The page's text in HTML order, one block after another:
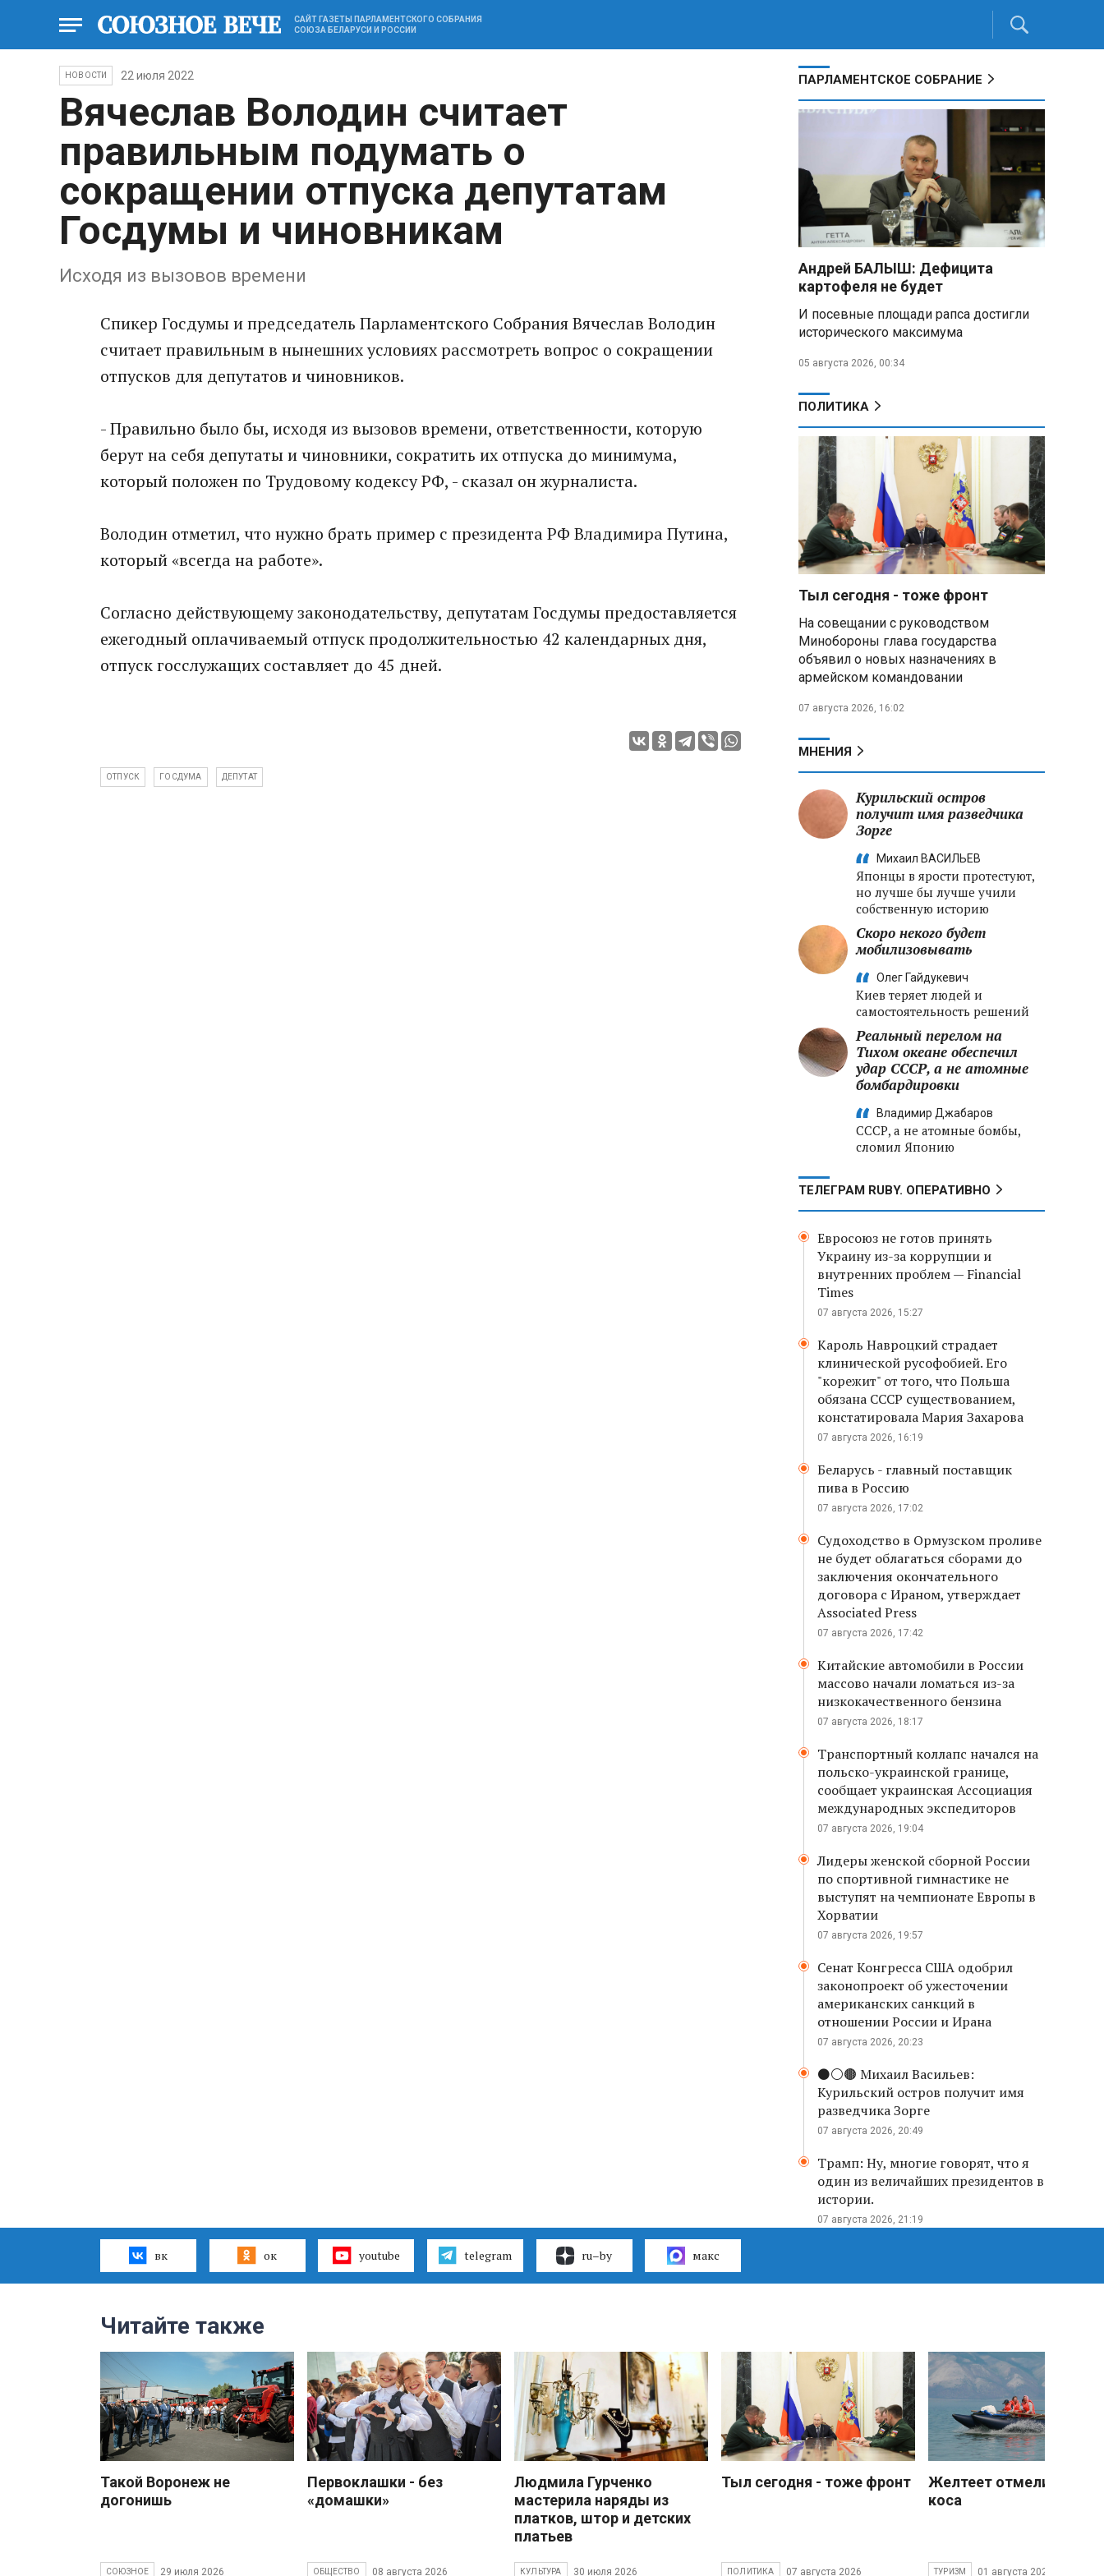
САЙТ ГАЗЕТЫ ПАРЛАМЕНТСКОГО СОБРАНИЯ
СОЮЗА БЕЛАРУСИ И РОССИИ
НОВОСТИ 22 июля 2022
Вячеслав Володин считает
правильным подумать о
сокращении отпуска депутатам
Госдумы и чиновникам
Исходя из вызовов времени
Спикер Госдумы и председатель Парламентского Собрания Вячеслав Володин
считает правильным в нынешних условиях рассмотреть вопрос о сокращении
отпусков для депутатов и чиновников.
- Правильно было бы, исходя из вызовов времени, ответственности, которую
берут на себя депутаты и чиновники, сократить их отпуска до минимума,
который положен по Трудовому кодексу РФ, - сказал он журналиста.
Володин отметил, что нужно брать пример с президента РФ Владимира Путина,
который «всегда на работе».
Согласно действующему законодательству, депутатам Госдумы предоставляется
ежегодный оплачиваемый отпуск продолжительностью 42 календарных дня,
отпуск госслужащих составляет до 45 дней.
ОТПУСК ГОСДУМА ДЕПУТАТ
ПАРЛАМЕНТСКОЕ СОБРАНИЕ
Андрей БАЛЫШ: Дефицита
картофеля не будет
И посевные площади рапса достигли
исторического максимума
05 августа 2026, 00:34
ПОЛИТИКА
Тыл сегодня - тоже фронт
На совещании с руководством
Минобороны глава государства
объявил о новых назначениях в
армейском командовании
07 августа 2026, 16:02
МНЕНИЯ
Курильский остров
получит имя разведчика
Зорге
Михаил ВАСИЛЬЕВ
Японцы в ярости протестуют,
но лучше бы лучше учили
собственную историю
Скоро некого будет
мобилизовывать
Олег Гайдукевич
Киев теряет людей и
самостоятельность решений
Реальный перелом на
Тихом океане обеспечил
удар СССР, а не атомные
бомбардировки
Владимир Джабаров
СССР, а не атомные бомбы,
сломил Японию
ТЕЛЕГРАМ RUBY. ОПЕРАТИВНО
Евросоюз не готов принять
Украину из-за коррупции и
внутренних проблем — Financial
Times
07 августа 2026, 15:27
Кароль Навроцкий страдает
клинической русофобией. Его
"корежит" от того, что Польша
обязана СССР существованием,
констатировала Мария Захарова
07 августа 2026, 16:19
Беларусь - главный поставщик
пива в Россию
07 августа 2026, 17:02
Судоходство в Ормузском проливе
не будет облагаться сборами до
заключения окончательного
договора с Ираном, утверждает
Associated Press
07 августа 2026, 17:42
Китайские автомобили в России
массово начали ломаться из-за
низкокачественного бензина
07 августа 2026, 18:17
Транспортный коллапс начался на
польско-украинской границе,
сообщает украинская Ассоциация
международных экспедиторов
07 августа 2026, 19:04
Лидеры женской сборной России
по спортивной гимнастике не
выступят на чемпионате Европы в
Хорватии
07 августа 2026, 19:57
Сенат Конгресса США одобрил
законопроект об ужесточении
американских санкций в
отношении России и Ирана
07 августа 2026, 20:23
⚫️⚪️🟤 Михаил Васильев:
Курильский остров получит имя
разведчика Зорге
07 августа 2026, 20:49
Трамп: Ну, многие говорят, что я
один из величайших президентов в
истории.
07 августа 2026, 21:19
вк ок youtube telegram ru–by макс
Читайте также
Такой Воронеж не
догонишь
СОЮЗНОЕ 29 июля 2026
Первоклашки - без
«домашки»
ОБЩЕСТВО 08 августа 2026
Людмила Гурченко
мастерила наряды из
платков, штор и детских
платьев
КУЛЬТУРА 30 июля 2026
Тыл сегодня - тоже фронт
ПОЛИТИКА 07 августа 2026
Желтеет отмели
коса
ТУРИЗМ 01 августа 2026